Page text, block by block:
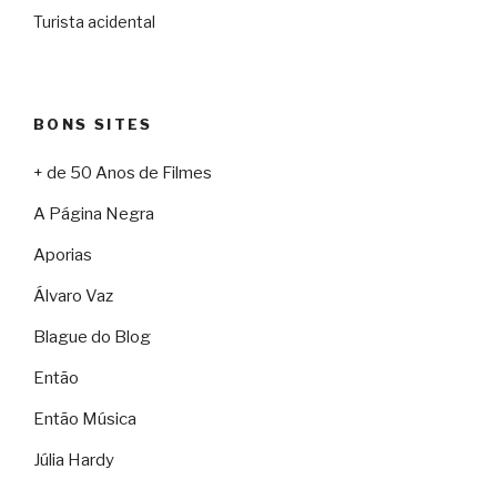
Turista acidental
BONS SITES
+ de 50 Anos de Filmes
A Página Negra
Aporias
Álvaro Vaz
Blague do Blog
Então
Então Música
Júlia Hardy